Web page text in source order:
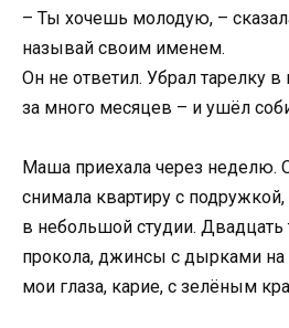
– Ты хочешь молодую, –
называй своим именем.
Он не ответил. Убрал тарелку
за много месяцев – и ушёл
Маша приехала через неделю.
снимала квартиру с
в небольшой студии. Двадцать
прокола, джинсы с дырками на
мои глаза, карие, с зелёным